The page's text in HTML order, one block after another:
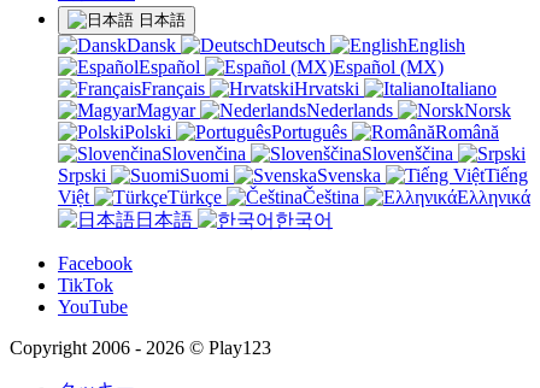
日本語
Dansk Deutsch
English
Español
Español (MX)
Français
Hrvatski
Italiano
Magyar
Nederlands
Norsk
Polski
Português
Română
Slovenčina
Slovenščina
Srpski
Suomi Svenska
Tiếng
Việt
Türkçe Čeština
Ελληνικά
日本語
한국어
Facebook
TikTok
YouTube
Copyright 2006 - 2026 © Play123